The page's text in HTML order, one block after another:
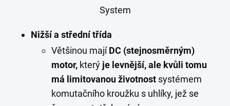
System
Nižší a střední třída
Většinou majíDC (stejnosměrným)
motor, který je levnější, ale kvůli tomu
má limitovanou životnost systémem
komutačního kroužku s uhlíky, jež se